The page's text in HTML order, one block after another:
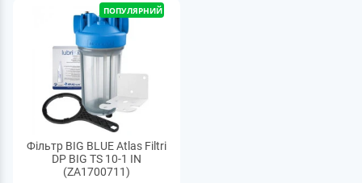
ПОПУЛЯРНИЙ
Фільтр BIG BLUE Atlas Filtri
DP BIG TS 10-1 IN
(ZA1700711)